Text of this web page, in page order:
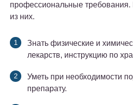
профессиональные
из них.
Знать физические и
лекарств, инструкцию по
Уметь при необходимости
препарату.